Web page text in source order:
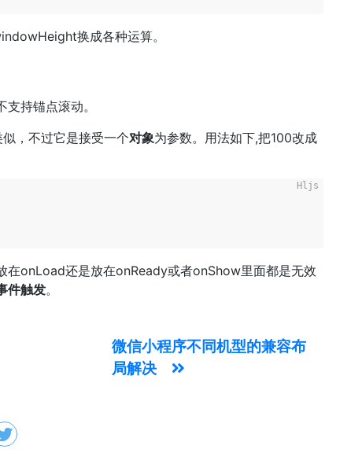
换成各种运算。
支持锚点滚动。
，不过它是接受一个对象为参数。用法如下,把100改成
在onLoad还是放在onReady或者onShow里面都是无效
件触发。
微信小程序不同机型的兼容布
局解决